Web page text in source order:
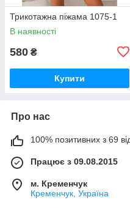
Трикотажна піжама 1075-1
В наявності
580 ₴
Купити
Про нас
100% позитивних з 69
Працює з 09.08.2015
м. Кременчук
Кременчук, Україна